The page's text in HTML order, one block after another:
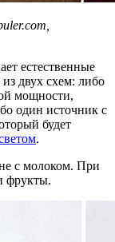
естественные
двух схем: либо
мощности,
один источник с
будет
.
с молоком. При
фрукты.